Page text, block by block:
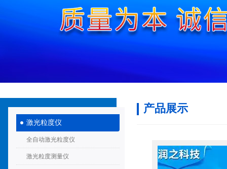
激光粒度仪
全自动激光粒度仪
激光粒度测量仪
产品展示